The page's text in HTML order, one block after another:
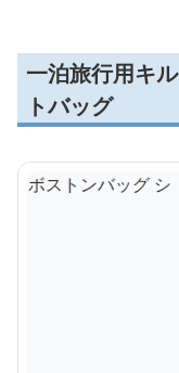
一泊旅行用キ
トバッグ